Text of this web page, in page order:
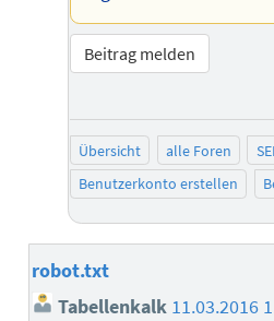
Beitrag melden
Übersicht alle Foren
Benutzerkonto erstellen
robot.txt
Tabellenkalk 11.03.2016